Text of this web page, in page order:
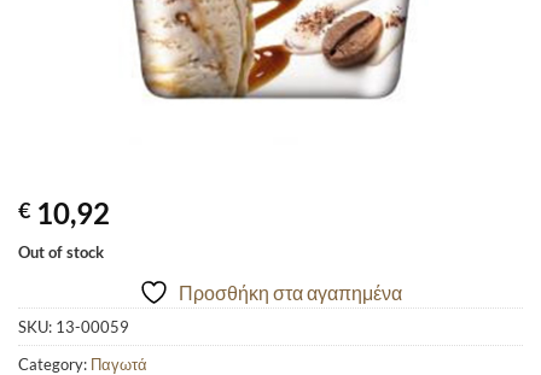
€ 10,92
Out of stock
Προσθήκη στα αγαπημένα
SKU: 13-00059
Category: Παγωτά